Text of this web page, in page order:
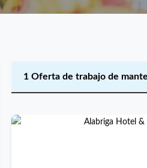
1 Oferta de trabajo de